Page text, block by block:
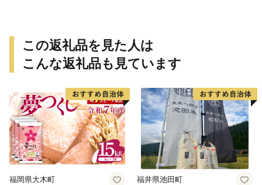
この返礼品を見た人は
こんな返礼品も見ています
福岡県大木町 福井県池田町